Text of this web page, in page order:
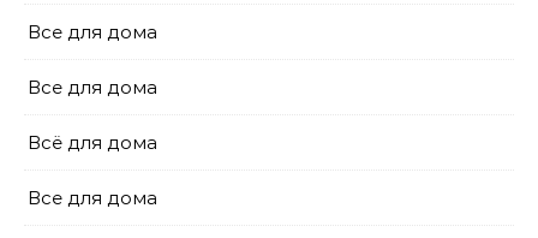
Все для дома
Все для дома
Всё для дома
Все для дома